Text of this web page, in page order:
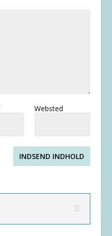
Websted
INDSEND INDHOLD